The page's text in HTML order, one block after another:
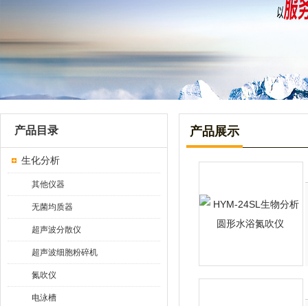
产品目录
生化分析
其他仪器
无菌均质器
超声波分散仪
超声波细胞粉碎机
氮吹仪
电泳槽
产品展示